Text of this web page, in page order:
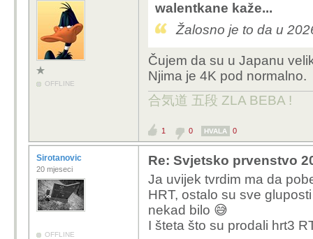
OFFLINE
walentkane kaže...
Žalosno je to da u
Čujem da su u Japanu
Njima je 4K pod normalno.
合気道 五段 ZLA BEBA !
1 0 HVALA 0
Sirotanovic
20 mjeseci
OFFLINE
Re: Svjetsko prvenstvo
Ja uvijek tvrdim ma da
HRT, ostalo su sve
nekad bilo 😅
I šteta što su prodali hrt3